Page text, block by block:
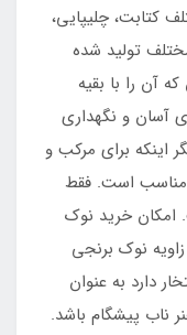
کتابت، چلیپایی،
تولید شده
آن را با بقیه
آسان و نگهداری
اینکه برای مرکب و
مناسب است. فقط
امکان خرید نوک
نوک برنجی
دارد به عنوان
ناب پیشگام باشد.